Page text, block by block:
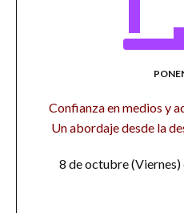
Confianza en medios y
Un abordaje desde la
8 de octubre (Viernes)